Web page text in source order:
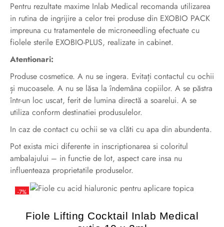
Pentru rezultate maxime Inlab Medical recomanda utilizarea
in rutina de ingrijire a celor trei produse din EXOBIO PACK
impreuna cu tratamentele de microneedling efectuate cu
fiolele sterile EXOBIO-PLUS, realizate in cabinet.
Atentionari:
Produse cosmetice. A nu se ingera. Evitați contactul cu ochii
și mucoasele. A nu se lăsa la îndemâna copiilor. A se păstra
într-un loc uscat, ferit de lumina directă a soarelui. A se
utiliza conform destinatiei produsulelor.
In caz de contact cu ochii se va clăti cu apa din abundenta.
Pot exista mici diferente in inscriptionarea si coloritul
ambalajului – in functie de lot, aspect care insa nu
influenteaza proprietatile produselor.
-7%
Fiole Lifting Cocktail Inlab Medical